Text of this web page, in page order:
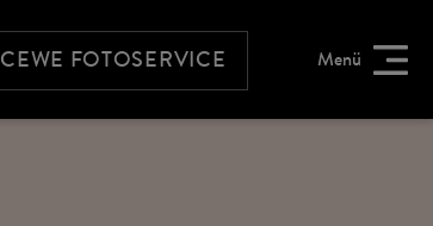
CEWE FOTOSERVICE Menü